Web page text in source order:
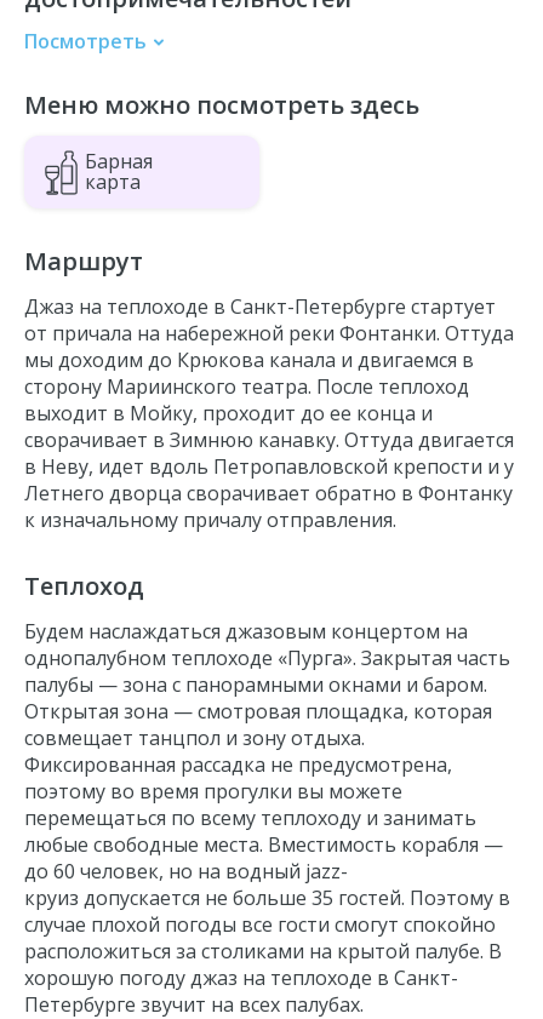
Посмотреть
Спас на Крови
Стрелка Васильевского острова
Летний дворец Петра I
Чижик-Пыжик
Аничков Мост
Михайловский замок
Меню можно посмотреть здесь
Барная
карта
Маршрут
Джаз на теплоходе в Санкт-Петербурге стартует
от причала на набережной реки Фонтанки. Оттуда
мы доходим до Крюкова канала и двигаемся в
сторону Мариинского театра. После теплоход
выходит в Мойку, проходит до ее конца и
сворачивает в Зимнюю канавку. Оттуда двигается
в Неву, идет вдоль Петропавловской крепости и у
Летнего дворца сворачивает обратно в Фонтанку
к изначальному причалу отправления.
Теплоход
Будем наслаждаться джазовым концертом на
однопалубном теплоходе «Пурга». Закрытая часть
палубы — зона с панорамными окнами и баром.
Открытая зона — смотровая площадка, которая
совмещает танцпол и зону отдыха.
Фиксированная рассадка не предусмотрена,
поэтому во время прогулки вы можете
перемещаться по всему теплоходу и занимать
любые свободные места. Вместимость корабля —
до 60 человек, но на водный jazz-
круиз допускается не больше 35 гостей. Поэтому в
случае плохой погоды все гости смогут спокойно
расположиться за столиками на крытой палубе. В
хорошую погодуджаз на теплоходе в Санкт-
Петербурге звучит на всех палубах.